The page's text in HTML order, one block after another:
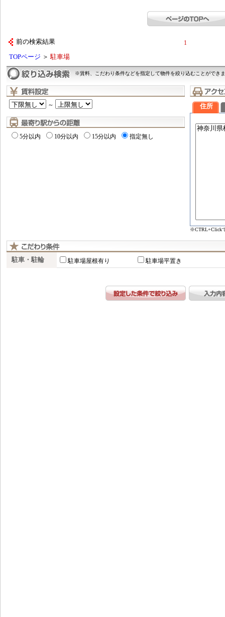
前の検索結果 1
TOPページ ＞駐車場
※賃料、こだわり条件などを指定して物件を絞り込むことができ
～
5分以内 10分以内 15分以内 指定無し
住所
※CTRL+Click
駐車・駐輪 駐車場屋根有り 駐車場平置き